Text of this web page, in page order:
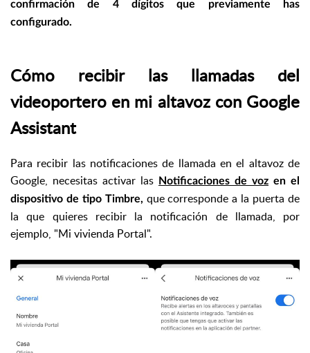
confirmación de 4 dígitos que previamente has
configurado.
Cómo recibir las llamadas del
videoportero en mi altavoz con Google
Assistant
Para recibir las notificaciones de llamada en el altavoz de
Google, necesitas activar las
Notificaciones de voz en el
dispositivo de tipo Timbre, que corresponde a la puerta de
la que quieres recibir la notificación de llamada, por
ejemplo, "Mi vivienda Portal".